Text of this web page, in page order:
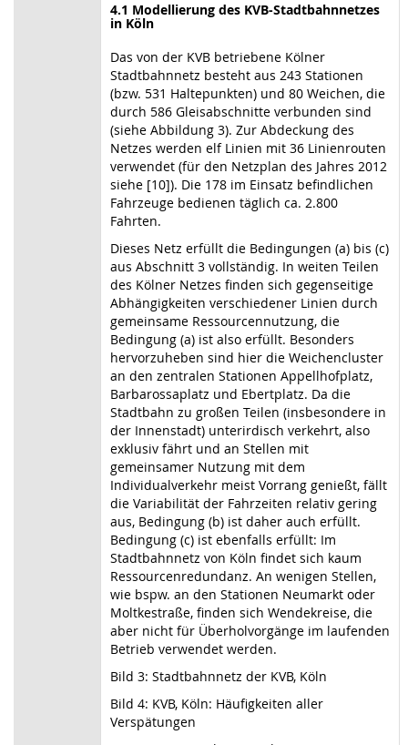
4.1 Modellierung des KVB-Stadtbahnnetzes
in Köln
Das von der KVB betriebene Kölner
Stadtbahnnetz besteht aus 243 Stationen
(bzw. 531 Haltepunkten) und 80 Weichen, die
durch 586 Gleisabschnitte verbunden sind
(siehe Abbildung 3). Zur Abdeckung des
Netzes werden elf Linien mit 36 Linienrouten
verwendet (für den Netzplan des Jahres 2012
siehe [10]). Die 178 im Einsatz befindlichen
Fahrzeuge bedienen täglich ca. 2.800
Fahrten.
Dieses Netz erfüllt die Bedingungen (a) bis (c)
aus Abschnitt 3 vollständig. In weiten Teilen
des Kölner Netzes finden sich gegenseitige
Abhängigkeiten verschiedener Linien durch
gemeinsame Ressourcennutzung, die
Bedingung (a) ist also erfüllt. Besonders
hervorzuheben sind hier die Weichencluster
an den zentralen Stationen Appellhofplatz,
Barbarossaplatz und Ebertplatz. Da die
Stadtbahn zu großen Teilen (insbesondere in
der Innenstadt) unterirdisch verkehrt, also
exklusiv fährt und an Stellen mit
gemeinsamer Nutzung mit dem
Individualverkehr meist Vorrang genießt, fällt
die Variabilität der Fahrzeiten relativ gering
aus, Bedingung (b) ist daher auch erfüllt.
Bedingung (c) ist ebenfalls erfüllt: Im
Stadtbahnnetz von Köln findet sich kaum
Ressourcenredundanz. An wenigen Stellen,
wie bspw. an den Stationen Neumarkt oder
Moltkestraße, finden sich Wendekreise, die
aber nicht für Überholvorgänge im laufenden
Betrieb verwendet werden.
Bild 3: Stadtbahnnetz der KVB, Köln
Bild 4: KVB, Köln: Häufigkeiten aller
Verspätungen